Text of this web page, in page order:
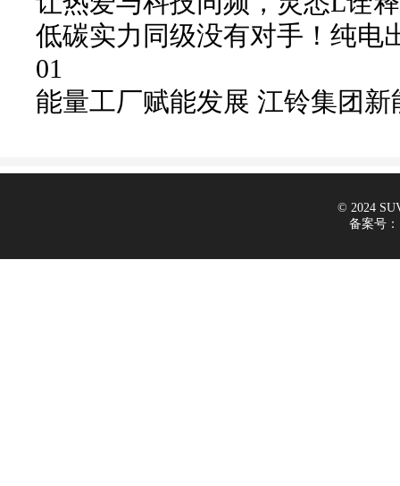
低碳实力同级没有对手！纯电
01
能量工厂赋能发展 江铃集团
© 2024
备案号：